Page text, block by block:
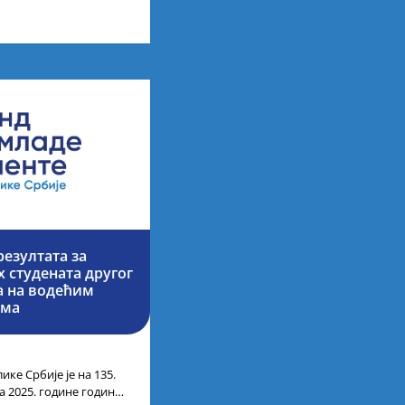
за
другог
на водећим
Србије је на 135.
2025. године године